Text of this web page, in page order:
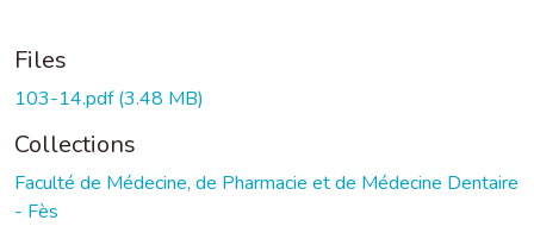
Files
103-14.pdf(3.48 MB)
Collections
Faculté de Médecine, de Pharmacie et de Médecine Dentaire
- Fès